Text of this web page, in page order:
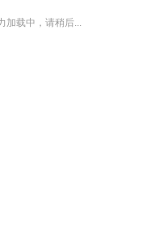
加载中，请稍后...